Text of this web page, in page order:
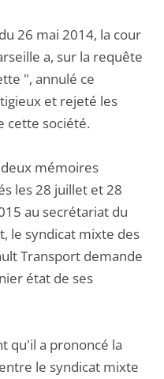
26 mai 2014, la cour
a, sur la requête
", annulé ce
et rejeté les
cette société.
mémoires
les 28 juillet et 28
au secrétariat du
le syndicat mixte des
Transport demande
état de ses
qu'il a prononcé la
le syndicat mixte